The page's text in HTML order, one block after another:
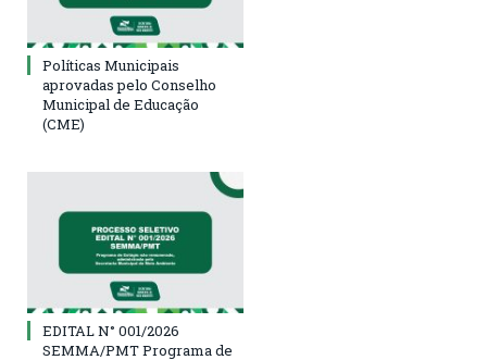
Políticas Municipais
aprovadas pelo Conselho
Municipal de Educação
(CME)
EDITAL N° 001/2026
SEMMA/PMT Programa de